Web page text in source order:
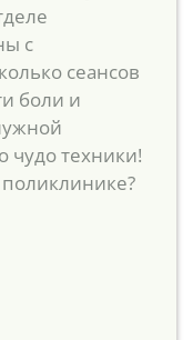
с
сеансов
боли и
чудо техники!